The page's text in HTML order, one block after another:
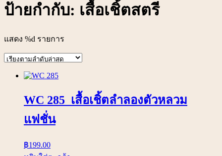
ป้ายกำกับ: เสื้อเชิ้ตสตรี
แสดง %d รายการ
WC 285 เสื้อเชิ้ตลำลองตัวหลวม
แฟชั่น
฿199.00